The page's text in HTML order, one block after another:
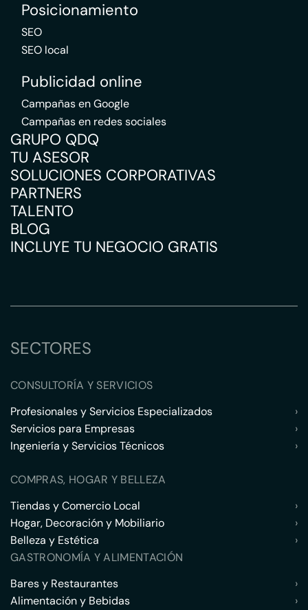
Posicionamiento
SEO
SEO local
Publicidad online
Campañas en Google
Campañas en redes sociales
GRUPO QDQ
TU ASESOR
SOLUCIONES CORPORATIVAS
PARTNERS
TALENTO
BLOG
INCLUYE TU NEGOCIO GRATIS
SECTORES
CONSULTORÍA Y SERVICIOS
Profesionales y Servicios Especializados
›
Servicios para Empresas
›
Ingeniería y Servicios Técnicos
›
COMPRAS, HOGAR Y BELLEZA
Tiendas y Comercio Local
›
Hogar, Decoración y Mobiliario
›
Belleza y Estética
›
GASTRONOMÍA Y ALIMENTACIÓN
Bares y Restaurantes
›
Alimentación y Bebidas
›